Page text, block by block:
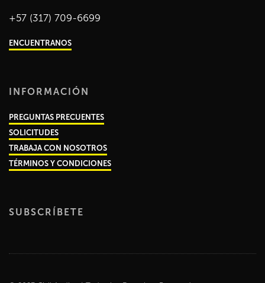
+57 (317) 709-6699
ENCUENTRANOS
INFORMACIÓN
PREGUNTAS PRECUENTES
SOLICITUDES
TRABAJA CON NOSOTROS
TÉRMINOS Y CONDICIONES
SUBSCRÍBETE